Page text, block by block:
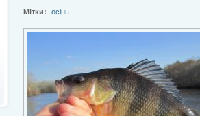
Мітки:
осінь